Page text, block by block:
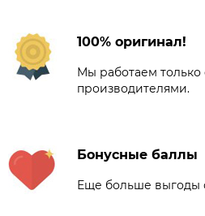
100% оригинал!
Мы работаем
производителями.
Бонусные баллы
Еще больше выгоды